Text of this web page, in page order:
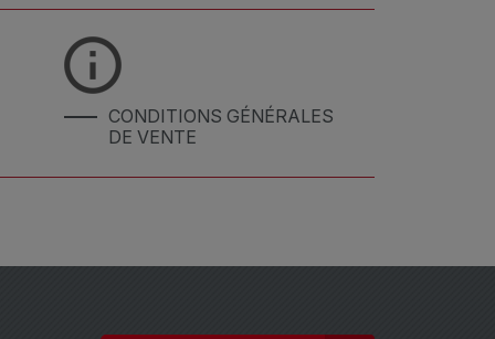
CONDITIONS GÉNÉRALES
DE VENTE